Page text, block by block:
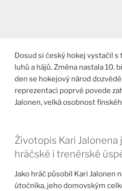
Dosud si český hokej vystačil
luhů a hájů. Změna nastala 10.
den se hokejový národ
reprezentaci poprvé povede
Jalonen, velká osobnost
Životopis Kari Jalonena
hráčské i trenérské
Jako hráč působil Kari Jalonen
útočníka, jeho domovským